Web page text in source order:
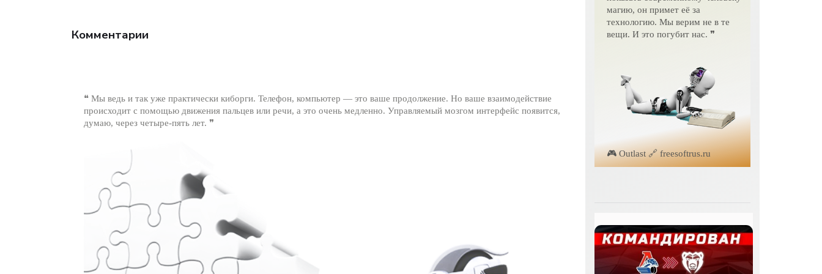
Комментарии
❝ Мы ведь и так уже практически киборги. Телефон, компьютер — это ваше продолжение. Но ваше взаимодействие
происходит с помощью движения пальцев или речи, а это очень медленно. Управляемый мозгом интерфейс появится,
думаю, через четыре-пять лет. ❞
магию, он примет её за
технологию. Мы верим не в те
вещи. И это погубит нас. ❞
🎮 Outlast 🔗 freesoftrus.ru